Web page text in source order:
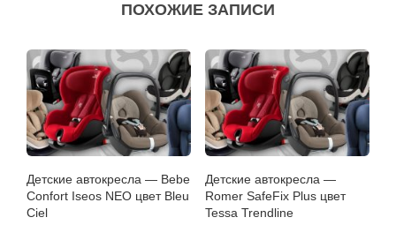
ПОХОЖИЕ ЗАПИСИ
Детские автокресла — Bebe
Confort Iseos NEO цвет Bleu
Сiel
Детские автокресла —
Romer SafeFix Plus цвет
Tessa Trendline